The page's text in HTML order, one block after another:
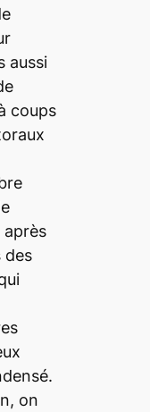
aussi
coups
après
des
on